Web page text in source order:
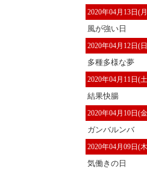
2020年04月13日(
風が強い日
2020年04月12日(
多種多様な夢
2020年04月11日(
結果快腸
2020年04月10日(
ガンバルンバ
2020年04月09日(
気働きの日